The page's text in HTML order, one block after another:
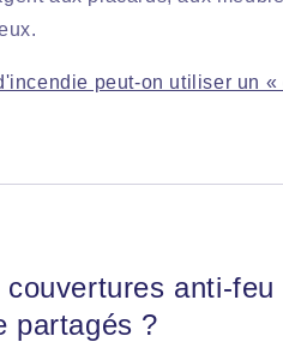
peut-on utiliser un
couvertures anti-
partagés ?